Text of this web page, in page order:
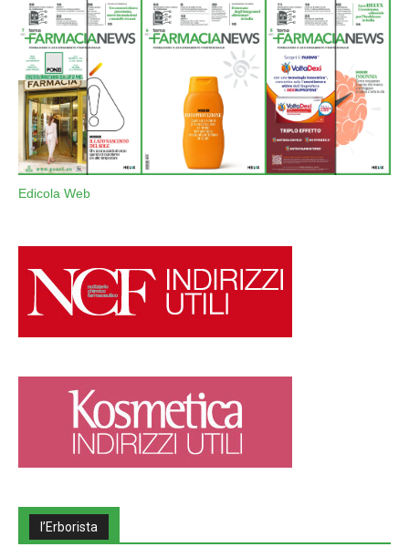
Edicola Web
l’Erborista